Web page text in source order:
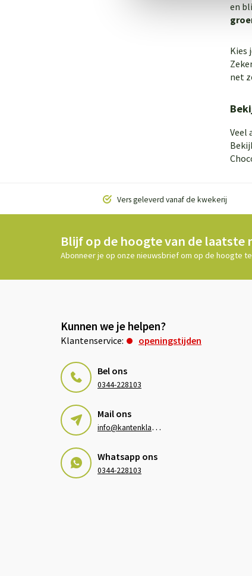
en
Kies
net
Veel
Vers geleverd vanaf de kwekerij
Blijf op de hoogte van de laatste
Abonneer je op onze nieuwsbrief om op de hoogte
Kunnen we je helpen?
Klantenservice: openingstijden
Bel ons
0344-228103
Mail ons
i
nfo@kantenklaarhagen.nl
Whatsapp ons
0344-228103